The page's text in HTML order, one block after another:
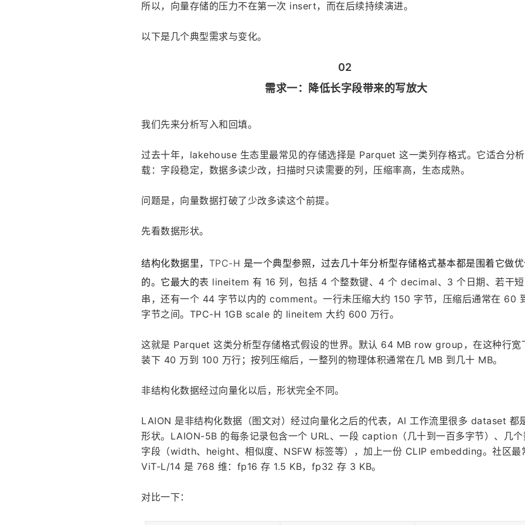
所以，向量存储的压力不在第一次 insert，而在后续持续演进。
以下是几个典型需求与变化。
02
需求一：降低长字段带来的写放大
我们先来分析写入和回填。
过去十年，lakehouse 生态里最常见的存储选择是 Parquet 这一类列存格式。它适合分
载：字段稳定，数据多读少改，扫描时只读需要的列，压缩率高，生态成熟。
问题是，向量数据打破了少改多读这个前提。
先看数据形状。
结构化数据里，TPC-H 是一个典型参照，过去几十年分析型存储格式基本都是围着它做
的。它最大的表 lineitem 有 16 列，包括 4 个整数键、4 个 decimal、3 个日期、若干
串，还有一个 44 字节以内的 comment。一行未压缩大约 150 字节，压缩后通常在 60
字节之间。TPC-H 1GB scale 的 lineitem 大约 600 万行。
这就是 Parquet 这类分析型存储格式假设的世界。默认 64 MB row group，在这种行宽
装下 40 万到 100 万行；按列压缩后，一整列的物理体积通常在几 MB 到几十 MB。
非结构化数据经过向量化以后，形状完全不同。
LAION 是非结构化数据（图文对）经过向量化之后的代表，AI 工作流里很多 dataset 都
形状。LAION-5B 的每条记录包含一个 URL、一段 caption（几十到一百多字节）、几个
字段（width、height、相似度、NSFW 标签等），加上一份 CLIP embedding。社区最
ViT-L/14 是 768 维：fp16 存 1.5 KB，fp32 存 3 KB。
对比一下：